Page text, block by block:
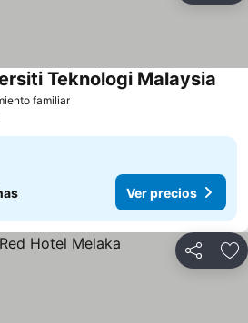
familiar
Teknologi Malaysia
Ver precios
Compartir